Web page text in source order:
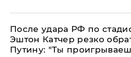
После удара РФ по
Эштон Катчер резко
Путину: "Ты